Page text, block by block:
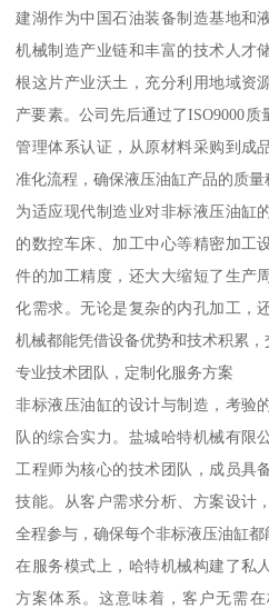
建湖作为中国石油装备制造基地和
机械制造产业链和丰富的技术人才
根这片产业沃土，充分利用地域资
产要素。公司先后通过了ISO9000质
管理体系认证，从原材料采购到成
准化流程，确保液压油缸产品的质量
为适应现代制造业对非标液压油缸
的数控车床、加工中心等精密加工
件的加工精度，还大大缩短了生产
化需求。无论是复杂的内孔加工，
机械都能凭借设备优势和技术积累，
专业技术团队，定制化服务方案
非标液压油缸的设计与制造，考验
队的综合实力。盐城哈特机械有限
工程师为核心的技术团队，成员具
技能。从客户需求分析、方案设计
全程参与，确保每个非标液压油缸都
在服务模式上，哈特机械构建了私
方案体系。这意味着，客户无需